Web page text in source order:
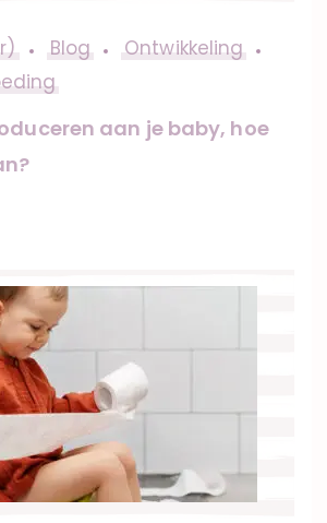
Blog
Ontwikkeling
aan je baby, hoe